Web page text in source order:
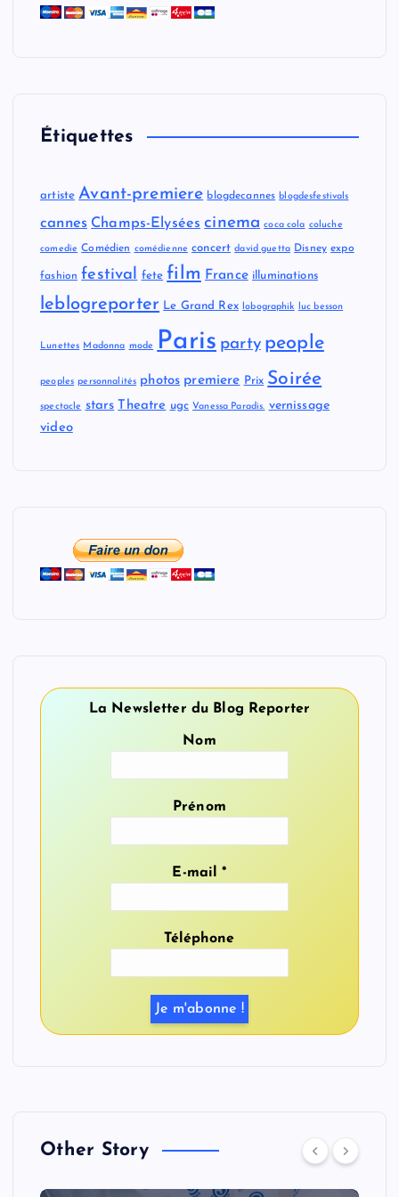
Étiquettes
artiste Avant-premiere blogdecannes blogdesfestivals
cannes Champs-Elysées cinema coca cola coluche
comedie Comédien comédienne concert david guetta Disney expo
fashion festival fete film France illuminations
leblogreporter Le Grand Rex lobographik luc besson
Lunettes Madonna mode Paris party people
peoples personnalités photos premiere Prix Soirée
spectacle stars Theatre ugc Vanessa Paradis. vernissage
video
La Newsletter du Blog Reporter
Nom
Prénom
E-mail*
Téléphone
Other Story